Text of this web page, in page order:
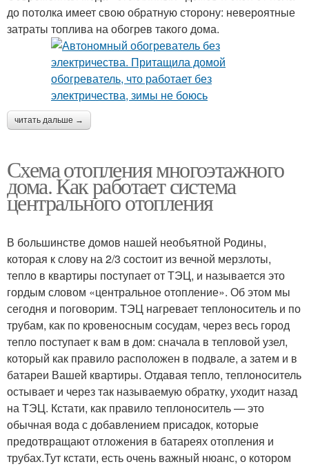
до потолка имеет свою обратную сторону: невероятные
затраты топлива на обогрев такого дома.
читать дальше →
Схема отопления многоэтажного
дома. Как работает система
центрального отопления
В большинстве домов нашей необъятной Родины,
которая к слову на 2/3 состоит из вечной мерзлоты,
тепло в квартиры поступает от ТЭЦ, и называется это
гордым словом «центральное отопление». Об этом мы
сегодня и поговорим. ТЭЦ нагревает теплоноситель и по
трубам, как по кровеносным сосудам, через весь город
тепло поступает к вам в дом: сначала в тепловой узел,
который как правило расположен в подвале, а затем и в
батареи Вашей квартиры. Отдавая тепло, теплоноситель
остывает и через так называемую обратку, уходит назад
на ТЭЦ. Кстати, как правило теплоноситель — это
обычная вода с добавлением присадок, которые
предотвращают отложения в батареях отопления и
трубах.Тут кстати, есть очень важный нюанс, о котором